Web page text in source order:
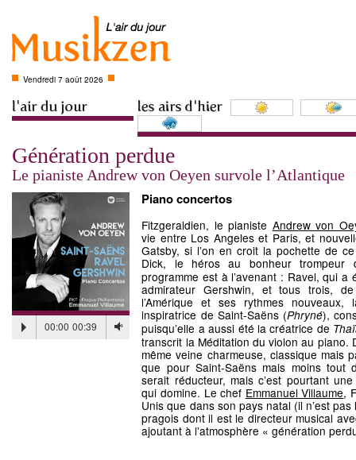
Vendredi 7 août 2026
Génération perdue
Le pianiste Andrew von Oeyen survole l’Atlantique
00:00 00:39
Piano concertos
Fitzgeraldien, le pianiste Andrew von
vie entre Los Angeles et Paris, et
Gatsby, si l’on en croit la pochette de
Dick, le héros au bonheur
programme est à l’avenant : Ravel, qui
admirateur Gershwin, et tous trois,
l’Amérique et ses rythmes nouveaux,
inspiratrice de Saint-Saëns (Phryné),
puisqu’elle a aussi été la créatrice de
transcrit la Méditation du violon au piano.
même veine charmeuse, classique mais
que pour Saint-Saëns mais moins tout
serait réducteur, mais c’est pourtant
qui domine. Le chef Emmanuel Villaume,
Unis que dans son pays natal (il n’est
pragois dont il est le directeur musical
ajoutant à l’atmosphère « génération